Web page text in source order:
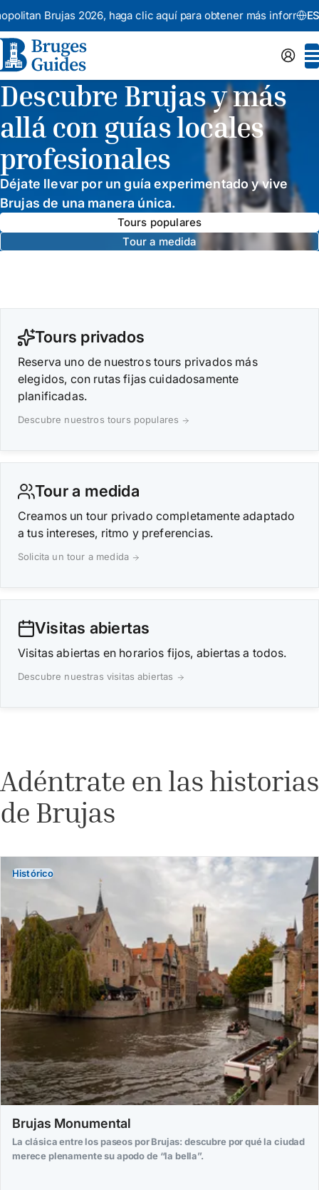
2026,haga clic aquí para obtener más información. ES
Descubre Brujas y más
allá con guías locales
profesionales
Déjate llevar por un guía experimentado y vive
Brujas de una manera única.
Tours populares
Tour a medida
Tours privados
Reserva uno de nuestros tours privados más
elegidos, con rutas fijas cuidadosamente
planificadas.
Descubre nuestros tours populares
Tour a medida
Creamos un tour privado completamente adaptado
a tus intereses, ritmo y preferencias.
Solicita un tour a medida
Visitas abiertas
Visitas abiertas en horarios fijos, abiertas a todos.
Descubre nuestras visitas abiertas
Adéntrate en las historias
de Brujas
Histórico
Brujas Monumental
La clásica entre los paseos por Brujas: descubre por qué la ciudad
merece plenamente su apodo de “la bella”.